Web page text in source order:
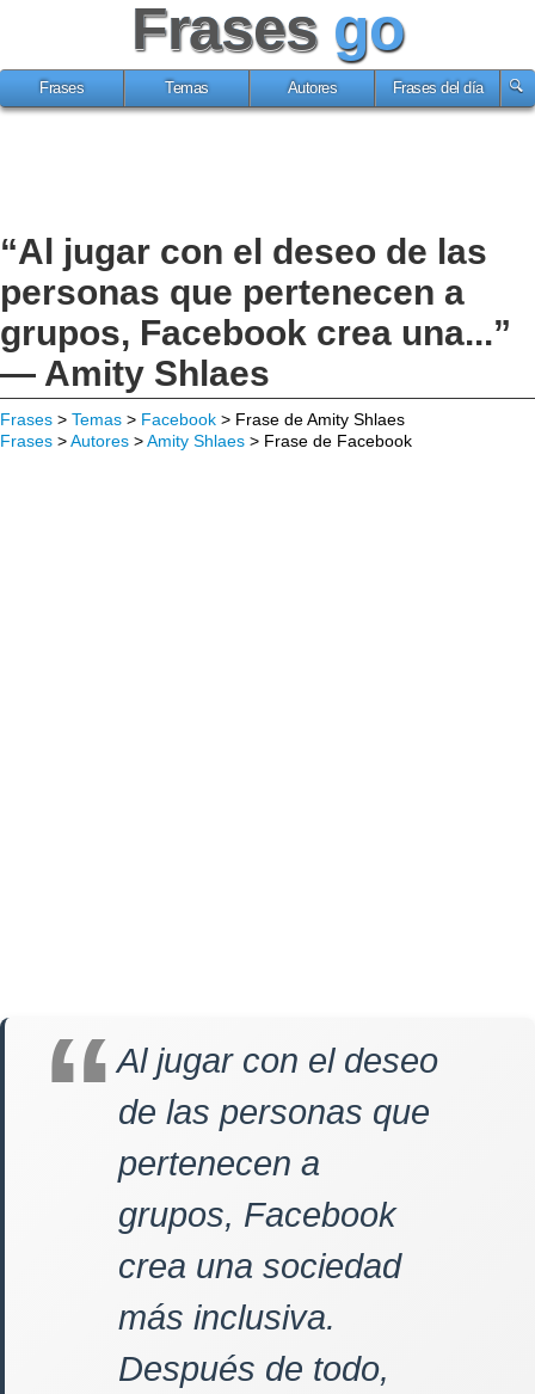
Frases go
Frases Temas Autores Frases del día
“Al jugar con el deseo de las
personas que pertenecen a
grupos, Facebook crea una...”
— Amity Shlaes
Frases > Temas > Facebook > Frase de Amity Shlaes
Frases >Autores >Amity Shlaes > Frase de Facebook
Al jugar con el deseo
de las personas que
pertenecen a
grupos, Facebook
crea una sociedad
más inclusiva.
Después de todo,